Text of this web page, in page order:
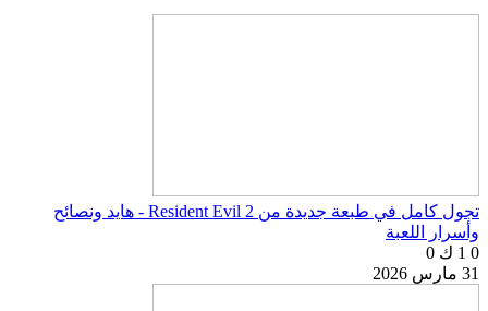
تجول كامل في طبعة جديدة من Resident Evil 2 - هايد ونصائح
وأسرار اللعبة
0 1 ك
0
31 مارس 2026